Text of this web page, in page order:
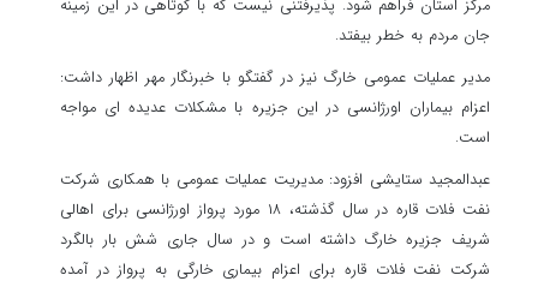
مرکز استان فراهم شود. پذیرفتنی نیست که با کوتاهی در این زمینه
جان مردم به خطر بیفتد.
مدیر عملیات عمومی خارگ نیز در گفتگو با خبرنگار مهر اظهار داشت:
اعزام بیماران اورژانسی در این جزیره با مشکلات عدیده ای مواجه
است.
عبدالمجید ستایشی افزود: مدیریت عملیات عمومی با همکاری شرکت
نفت فلات قاره در سال گذشته، ۱۸ مورد پرواز اورژانسی برای اهالی
شریف جزیره خارگ داشته است و در سال جاری شش بار بالگرد
شرکت نفت فلات قاره برای اعزام بیماری خارگی به پرواز در آمده